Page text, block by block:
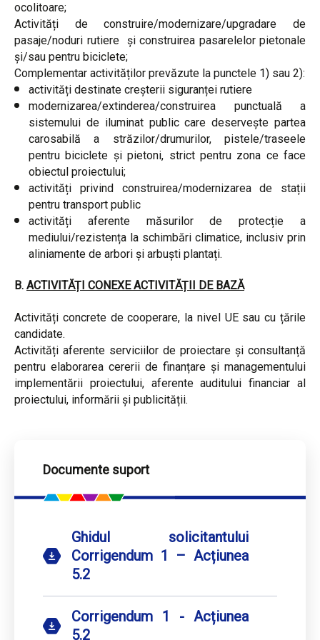
ocolitoare;
Activități de construire/modernizare/upgradare de
pasaje/noduri rutiere și construirea pasarelelor pietonale
și/sau pentru biciclete;
Complementar activităților prevăzute la punctele 1) sau 2):
activități destinate creșterii siguranței rutiere
modernizarea/extinderea/construirea punctuală a
sistemului de iluminat public care deservește partea
carosabilă a străzilor/drumurilor, pistele/traseele
pentru biciclete şi pietoni, strict pentru zona ce face
obiectul proiectului;
activități privind construirea/modernizarea de stații
pentru transport public
activități aferente măsurilor de protecție a
mediului/rezistența la schimbări climatice, inclusiv prin
aliniamente de arbori și arbuști plantați.
B. ACTIVITĂȚI CONEXE ACTIVITĂȚII DE BAZĂ
Activități concrete de cooperare, la nivel UE sau cu țările
candidate.
Activități aferente serviciilor de proiectare și consultanță
pentru elaborarea cererii de finanțare și managementului
implementării proiectului, aferente auditului financiar al
proiectului, informării și publicității.
Documente suport
Ghidul solicitantului
Corrigendum 1 – Acțiunea
5.2
Corrigendum 1 - Acțiunea
5.2